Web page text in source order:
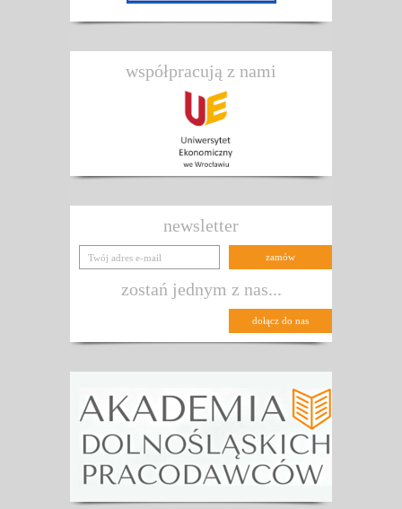
współpracują z nami
newsletter
zostań jednym z nas...